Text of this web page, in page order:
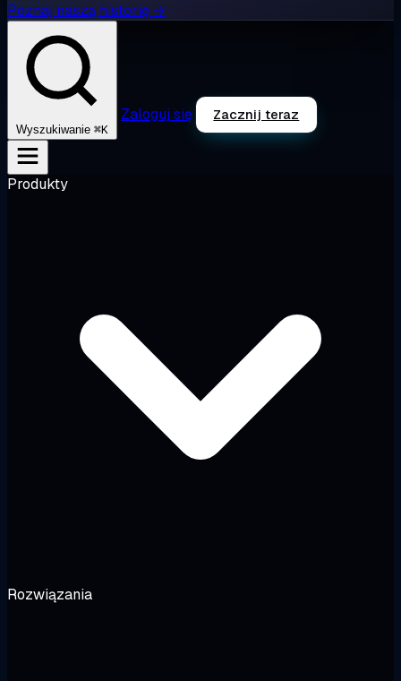
Poznaj naszą historię →
Wyszukiwanie ⌘K
Zaloguj się Zacznij teraz
Produkty
Rozwiązania